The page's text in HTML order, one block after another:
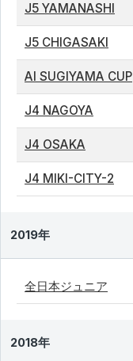
J5 YAMANASHI
J5 CHIGASAKI
AI SUGIYAMA CUP
J4 NAGOYA
J4 OSAKA
J4 MIKI-CITY-2
2019年
全日本ジュニア
2018年